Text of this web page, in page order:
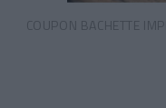
COUPON BACHETTE